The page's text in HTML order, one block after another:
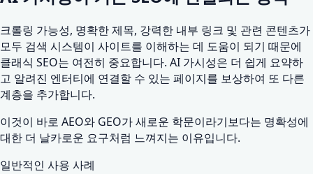
크롤링 가능성, 명확한 제목, 강력한 내부 링크 및 관련 콘텐츠가
모두 검색 시스템이 사이트를 이해하는 데 도움이 되기 때문에
클래식 SEO는 여전히 중요합니다. AI 가시성은 더 쉽게 요약하
고 알려진 엔터티에 연결할 수 있는 페이지를 보상하여 또 다른
계층을 추가합니다.
이것이 바로 AEO와 GEO가 새로운 학문이라기보다는 명확성에
대한 더 날카로운 요구처럼 느껴지는 이유입니다.
일반적인 사용 사례